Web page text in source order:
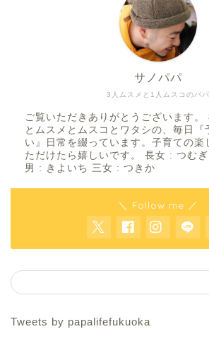
3人ムスメと1人ムスコのパパ
サノパパ
ご覧いただきありがとうございます。
とムスメとムスコとワタシの、毎日『
い』日常を綴っています。子育ての楽
ただけたら嬉しいです。 長女 : つむ
男 : きよいち 三女 : つきか
＼ Follow me ／
Tweets by papalifefukuoka